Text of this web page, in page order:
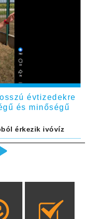
évtizedekre
és minőségű
érkezik ivóvíz